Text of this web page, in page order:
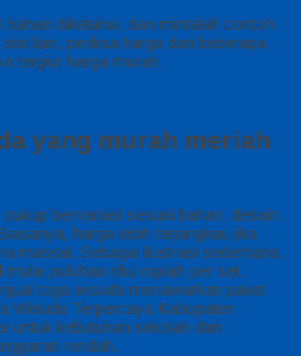
bahan diketahui, dan mintalah contoh
lain, periksa harga dari beberapa
tergiur harga murah.
yang murah meriah
bervariasi sesuai bahan, desain,
harga lebih terjangkau jika
massal. Sebagai ilustrasi sederhana,
puluhan ribu rupiah per set.
toga wisuda menawarkan paket
Wisuda Terpercaya Kabupaten
untuk kebutuhan sekolah dan
rendah.